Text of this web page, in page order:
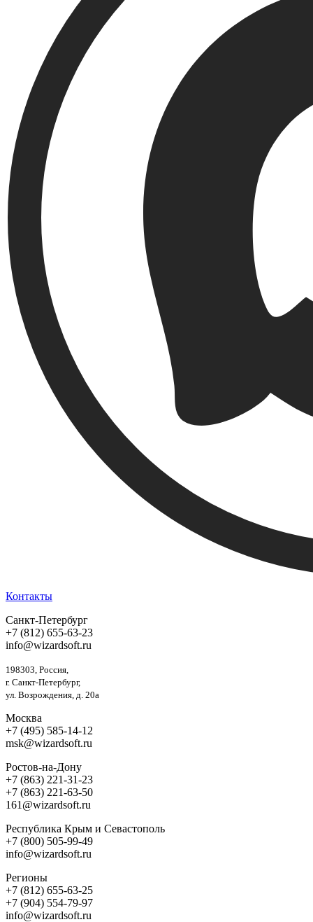
Контакты
Санкт-Петербург
+7 (812) 655-63-23
info@wizardsoft.ru
198303, Россия,
г. Санкт-Петербург,
ул. Возрождения, д. 20а
Москва
+7 (495) 585-14-12
msk@wizardsoft.ru
Ростов-на-Дону
+7 (863) 221-31-23
+7 (863) 221-63-50
161@wizardsoft.ru
Республика Крым и Севастополь
+7 (800) 505-99-49
info@wizardsoft.ru
Регионы
+7 (812) 655-63-25
+7 (904) 554-79-97
info@wizardsoft.ru